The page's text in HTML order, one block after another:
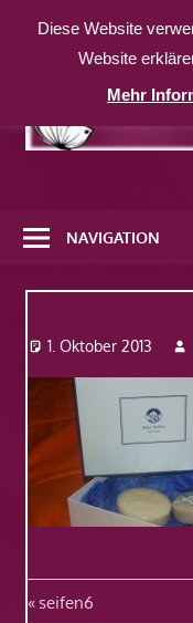
Inhalt
weitere
Website
NAVIGATION
1. Oktober 2013
Vorheriger
seifen6
Diese Website
Website
Mehr